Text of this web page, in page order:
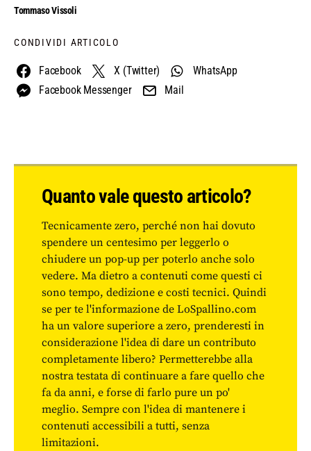
Tommaso Vissoli
CONDIVIDI ARTICOLO
Facebook X (Twitter)
WhatsApp
Facebook Messenger
Mail
Quanto vale questo articolo?
Tecnicamente zero, perché non hai dovuto
spendere un centesimo per leggerlo o
chiudere un pop-up per poterlo anche solo
vedere. Ma dietro a contenuti come questi ci
sono tempo, dedizione e costi tecnici. Quindi
se per te l'informazione de LoSpallino.com
ha un valore superiore a zero, prenderesti in
considerazione l'idea di dare un contributo
completamente libero? Permetterebbe alla
nostra testata di continuare a fare quello che
fa da anni, e forse di farlo pure un po'
meglio. Sempre con l'idea di mantenere i
contenuti accessibili a tutti, senza
limitazioni.